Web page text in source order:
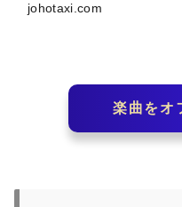
johotaxi.com
楽曲をオ